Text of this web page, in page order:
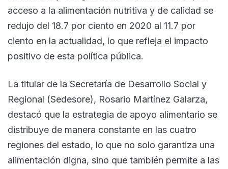
acceso a la alimentación nutritiva y de calidad se
redujo del 18.7 por ciento en 2020 al 11.7 por
ciento en la actualidad, lo que refleja el impacto
positivo de esta política pública.
La titular de la Secretaría de Desarrollo Social y
Regional (Sedesore), Rosario Martínez Galarza,
destacó que la estrategia de apoyo alimentario se
distribuye de manera constante en las cuatro
regiones del estado, lo que no solo garantiza una
alimentación digna, sino que también permite a las